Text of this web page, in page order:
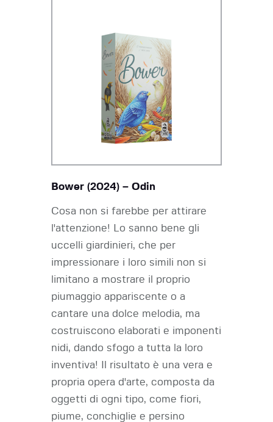
Bower (2024) – Odin
Cosa non si farebbe per attirare
l'attenzione! Lo sanno bene gli
uccelli giardinieri, che per
impressionare i loro simili non si
limitano a mostrare il proprio
piumaggio appariscente o a
cantare una dolce melodia, ma
costruiscono elaborati e imponenti
nidi, dando sfogo a tutta la loro
inventiva! Il risultato è una vera e
propria opera d'arte, composta da
oggetti di ogni tipo, come fiori,
piume, conchiglie e persino